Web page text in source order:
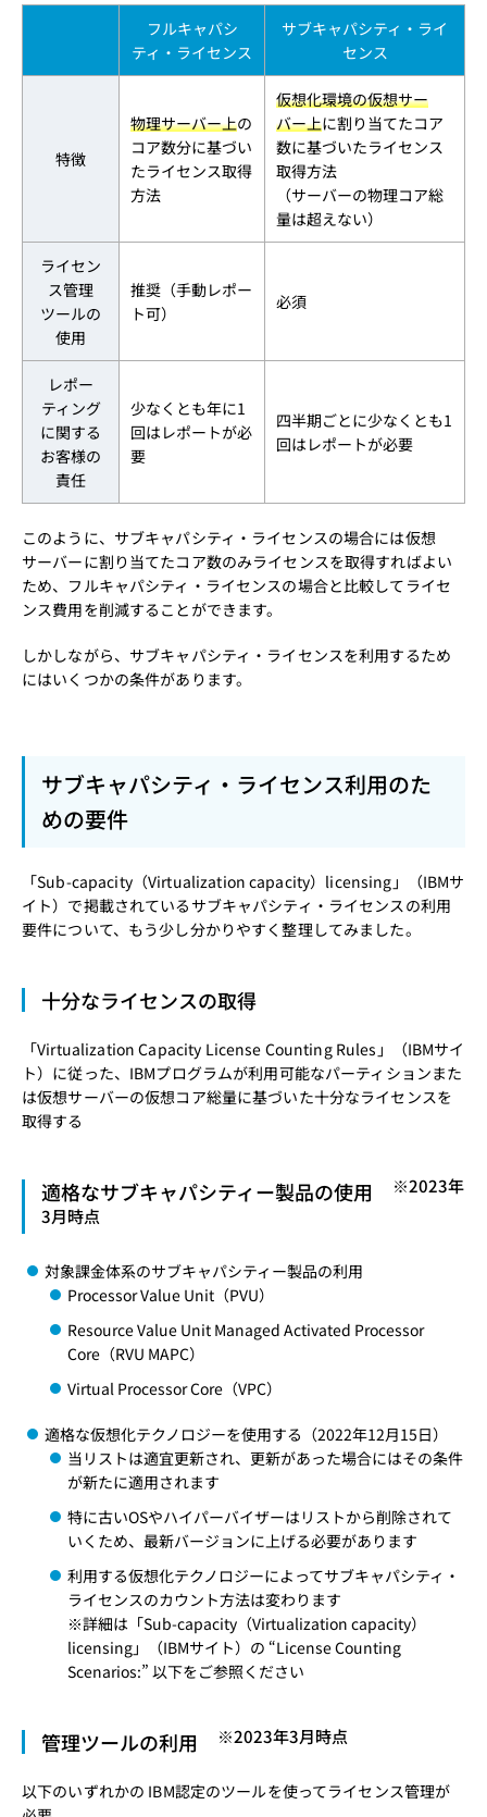
フルキャパシ
ティ・ライセンス
サブキャパシティ・ライ
センス
特徴
物理サーバー上の
コア数分に基づい
たライセンス取得
方法
仮想化環境の仮想サー
バー上に割り当てたコア
数に基づいたライセンス
取得方法
（サーバーの物理コア総
量は超えない）
ライセン
ス管理
ツールの
使用
推奨（手動レポー
ト可）
必須
レポー
ティング
に関する
お客様の
責任
少なくとも年に1
回はレポートが必
要
四半期ごとに少なくとも1
回はレポートが必要
このように、サブキャパシティ・ライセンスの場合には仮想
サーバーに割り当てたコア数のみライセンスを取得すればよい
ため、フルキャパシティ・ライセンスの場合と比較してライセ
ンス費用を削減することができます。
しかしながら、サブキャパシティ・ライセンスを利用するため
にはいくつかの条件があります。
サブキャパシティ・ライセンス利用のた
めの要件
「Sub-capacity（Virtualization capacity）licensing 」（IBMサ
イト）で掲載されているサブキャパシティ・ライセンスの利用
要件について、もう少し分かりやすく整理してみました。
十分なライセンスの取得
「Virtualization Capacity License Counting Rules 」（IBMサイ
ト）に従った、IBMプログラムが利用可能なパーティションまた
は仮想サーバーの仮想コア総量に基づいた十分なライセンスを
取得する
適格なサブキャパシティー製品の使用
※2023年
3月時点
対象課金体系のサブキャパシティー製品の利用
Processor Value Unit（PVU）
Resource Value Unit Managed Activated Processor
Core（RVU MAPC）
Virtual Processor Core（VPC）
適格な仮想化テクノロジーを使用する （2022年12月15日）
当リストは適宜更新され、更新があった場合にはその条件
が新たに適用されます
特に古いOSやハイパーバイザーはリストから削除されて
いくため、最新バージョンに上げる必要があります
利用する仮想化テクノロジーによってサブキャパシティ・
ライセンスのカウント方法は変わります
※詳細は「Sub-capacity（Virtualization capacity）
licensing」（IBMサイト）の “License Counting
Scenarios:” 以下をご参照ください
管理ツールの利用 ※2023年3月時点
以下のいずれかの IBM認定のツールを使ってライセンス管理が